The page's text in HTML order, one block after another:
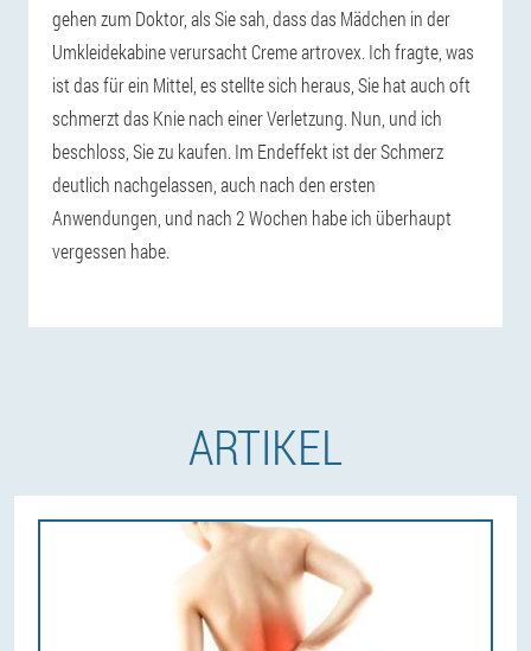
gehen zum Doktor, als Sie sah, dass das Mädchen in der
Umkleidekabine verursacht Creme artrovex. Ich fragte, was
ist das für ein Mittel, es stellte sich heraus, Sie hat auch oft
schmerzt das Knie nach einer Verletzung. Nun, und ich
beschloss, Sie zu kaufen. Im Endeffekt ist der Schmerz
deutlich nachgelassen, auch nach den ersten
Anwendungen, und nach 2 Wochen habe ich überhaupt
vergessen habe.
ARTIKEL